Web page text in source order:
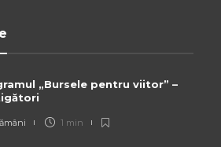
„Bursele pentru viitor” –
1 min